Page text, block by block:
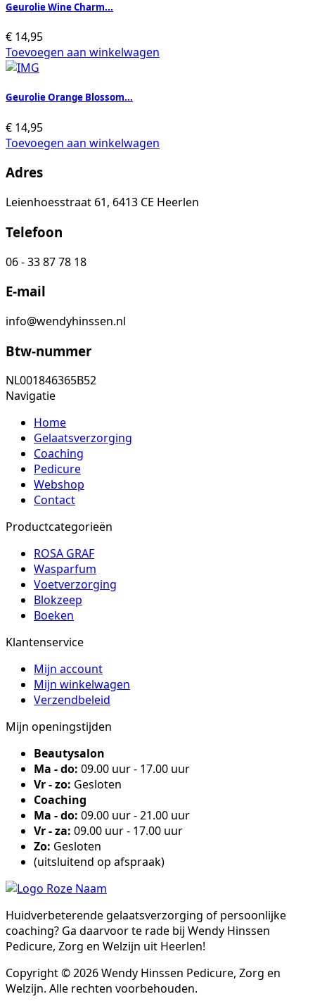
Geurolie Wine Charm...
€ 14,95
Toevoegen aan winkelwagen
Geurolie Orange Blossom...
€ 14,95
Toevoegen aan winkelwagen
Adres
Leienhoesstraat 61, 6413 CE Heerlen
Telefoon
06 - 33 87 78 18
E-mail
info@wendyhinssen.nl
Btw-nummer
NL001846365B52
Navigatie
Home
Gelaatsverzorging
Coaching
Pedicure
Webshop
Contact
Productcategorieën
ROSA GRAF
Wasparfum
Voetverzorging
Blokzeep
Boeken
Klantenservice
Mijn account
Mijn winkelwagen
Verzendbeleid
Mijn openingstijden
Beautysalon
Ma - do: 09.00 uur - 17.00 uur
Vr - zo: Gesloten
Coaching
Ma - do: 09.00 uur - 21.00 uur
Vr - za: 09.00 uur - 17.00 uur
Zo: Gesloten
(uitsluitend op afspraak)
Huidverbeterende gelaatsverzorging of persoonlijke
coaching? Ga daarvoor te rade bij Wendy Hinssen
Pedicure, Zorg en Welzijn uit Heerlen!
Copyright © 2026 Wendy Hinssen Pedicure, Zorg en
Welzijn. Alle rechten voorbehouden.